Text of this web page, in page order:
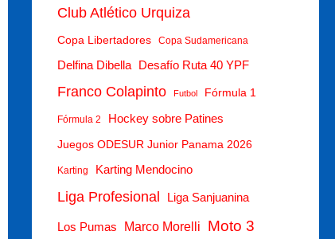
Club Atlético Urquiza
Copa Libertadores Copa Sudamericana
Delfina Dibella Desafío Ruta 40 YPF
Franco Colapinto Futbol Fórmula 1
Fórmula 2 Hockey sobre Patines
Juegos ODESUR Junior Panama 2026
Karting Karting Mendocino
Liga Profesional Liga Sanjuanina
Los Pumas Marco Morelli
Moto 3